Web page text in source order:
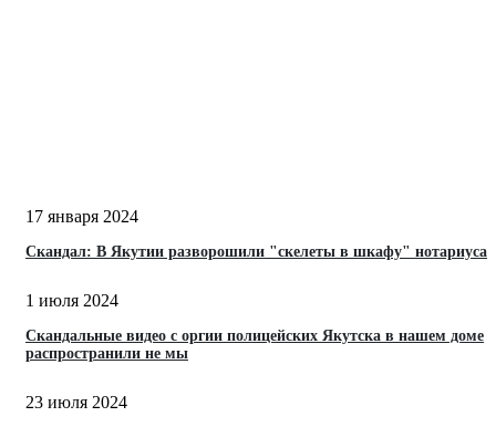
17 января 2024
Скандал: В Якутии разворошили "скелеты в шкафу" нотариуса
1 июля 2024
Скандальные видео с оргии полицейских Якутска в нашем доме
распространили не мы
23 июля 2024